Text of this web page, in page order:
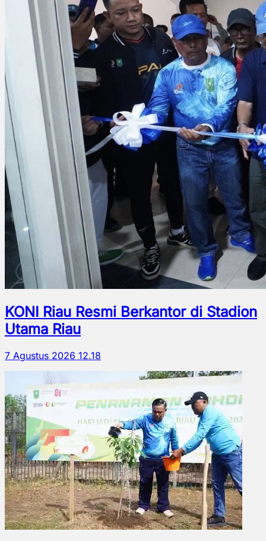
KONI Riau Resmi Berkantor di Stadion
Utama Riau
7 Agustus 2026 12.18